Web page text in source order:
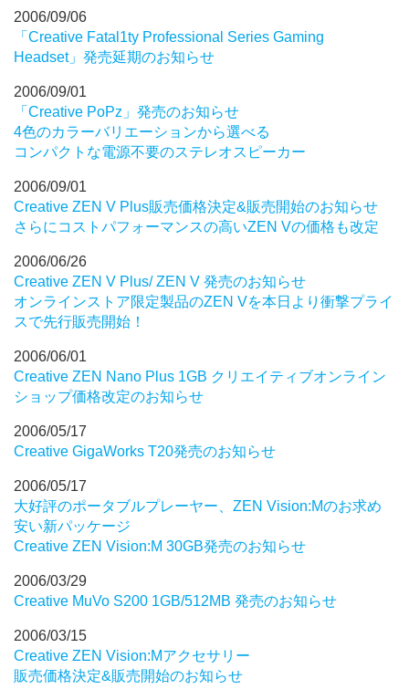
2006/09/06
「Creative Fatal1ty Professional Series Gaming
Headset」発売延期のお知らせ
2006/09/01
「Creative PoPz」発売のお知らせ
4色のカラーバリエーションから選べる
コンパクトな電源不要のステレオスピーカー
2006/09/01
Creative ZEN V Plus販売価格決定&販売開始のお知らせ
さらにコストパフォーマンスの高いZEN Vの価格も改定
2006/06/26
Creative ZEN V Plus/ ZEN V 発売のお知らせ
オンラインストア限定製品のZEN Vを本日より衝撃プライ
スで先行販売開始！
2006/06/01
Creative ZEN Nano Plus 1GB クリエイティブオンライン
ショップ価格改定のお知らせ
2006/05/17
Creative GigaWorks T20発売のお知らせ
2006/05/17
大好評のポータブルプレーヤー、ZEN Vision:Mのお求め
安い新パッケージ
Creative ZEN Vision:M 30GB発売のお知らせ
2006/03/29
Creative MuVo S200 1GB/512MB 発売のお知らせ
2006/03/15
Creative ZEN Vision:Mアクセサリー
販売価格決定&販売開始のお知らせ